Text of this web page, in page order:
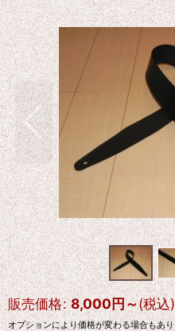
販売価格: 8,000円～(税込)
オプションにより価格が変わる場合もあり